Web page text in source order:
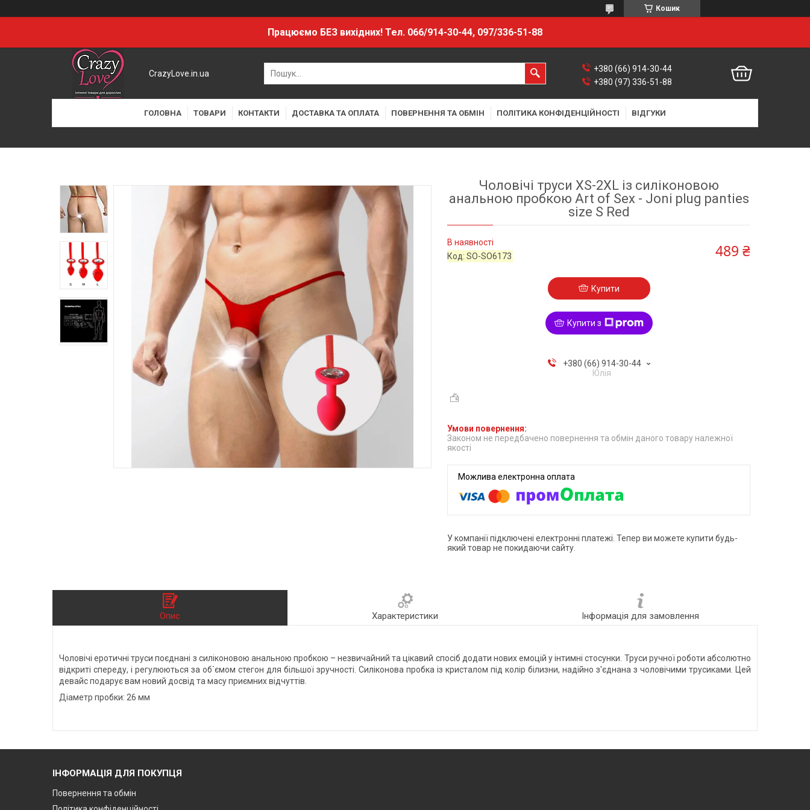
Кошик
Працюємо БЕЗ вихідних! Тел. 066/914-30-44, 097/336-51-88
CrazyLove.in.ua
+380 (66) 914-30-44
+380 (97) 336-51-88
ГОЛОВНА ТОВАРИ КОНТАКТИ ДОСТАВКА ТА ОПЛАТА ПОВЕРНЕННЯ ТА ОБМІН ПОЛІТИКА КОНФІДЕНЦІЙНОСТІ ВІДГУКИ
Чоловічі труси XS-2XL із силіконовою
анальною пробкою Art of Sex - Joni plug panties
size S Red
В наявності
Код:SO-SO6173 489 ₴
Купити
Купити з
+380 (66) 914-30-44
Юлія
Законом не передбачено повернення та обмін даного товару належної
якості
У компанії підключені електронні платежі. Тепер ви можете купити будь-
який товар не покидаючи сайту.
Опис Характеристики Інформація для замовлення
Чоловічі еротичні труси поєднані з силіконовою анальною пробкою – незвичайний та цікавий спосіб додати нових емоцій у інтимні стосунки. Труси ручної роботи абсолютно
відкриті спереду, і регулюються за об`ємом стегон для більшої зручності. Силіконова пробка із кристалом під колір білизни, надійно з'єднана з чоловічими трусиками. Цей
девайс подарує вам новий досвід та масу приємних відчуттів.
Діаметр пробки: 26 мм
ІНФОРМАЦІЯ ДЛЯ ПОКУПЦЯ
Повернення та обмін